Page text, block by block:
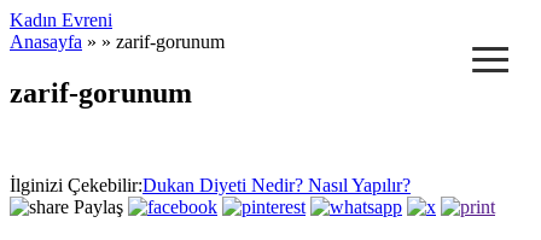
Kadın Evreni ≡
Anasayfa » » zarif-gorunum
zarif-gorunum
İlginizi Çekebilir:Dukan Diyeti Nedir? Nasıl Yapılır?
Paylaş